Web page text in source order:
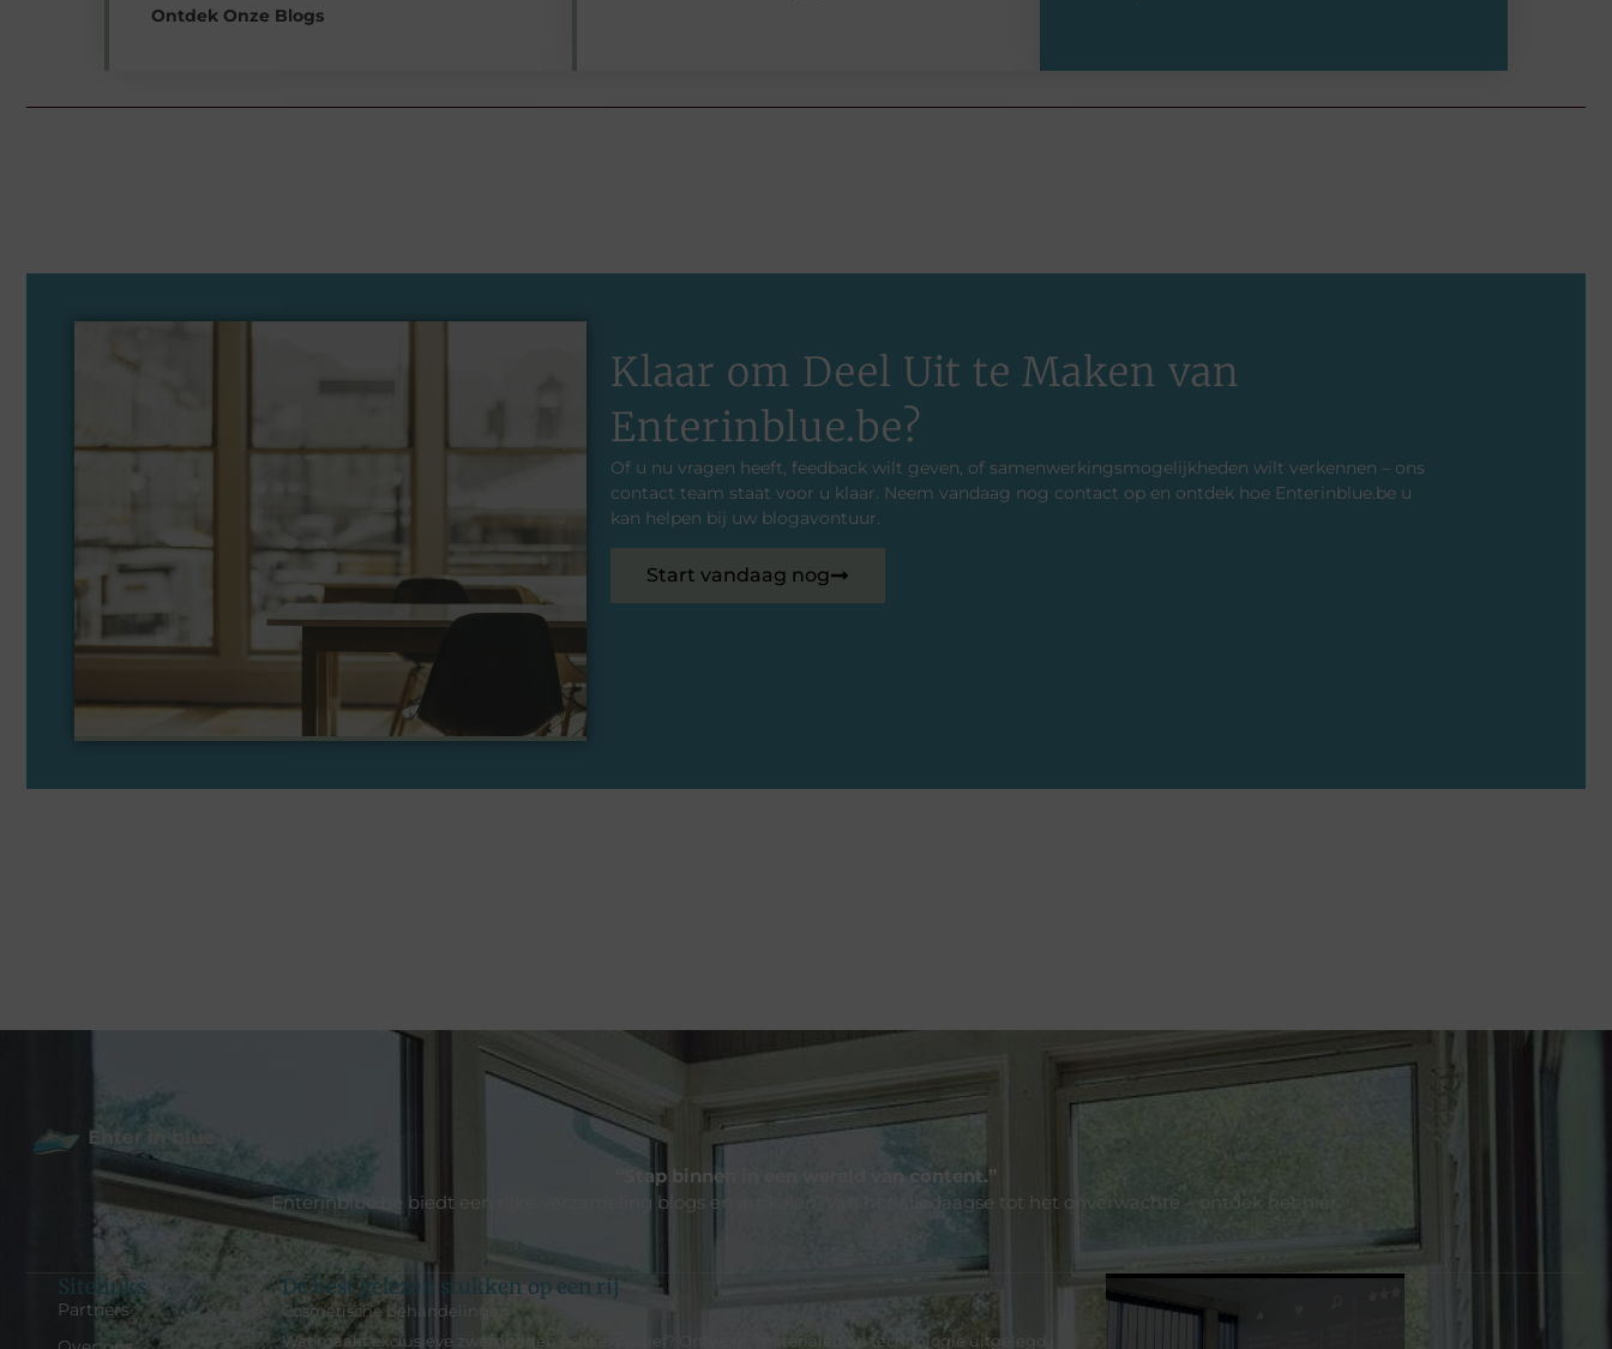
Ontdek Onze Blogs
Klaar om Deel Uit te Maken van
Enterinblue.be?
Of u nu vragen heeft, feedback wilt geven, of samenwerkingsmogelijkheden wilt verkennen – ons
contact team staat voor u klaar. Neem vandaag nog contact op en ontdek hoe Enterinblue.be u
kan helpen bij uw blogavontuur.
Start vandaag nog
“Stap binnen in een wereld van content.”
Enterinblue.be biedt een rijke verzameling blogs en artikelen. Van het alledaagse tot het onverwachte – ontdek het hier.
Sitelinks
Partners
De best gelezen stukken op een rij
Cosmetische behandelingen
Wat maakt exclusieve zwembaden echt exclusief? Ontwerp, materialen en technologie uitgelegd